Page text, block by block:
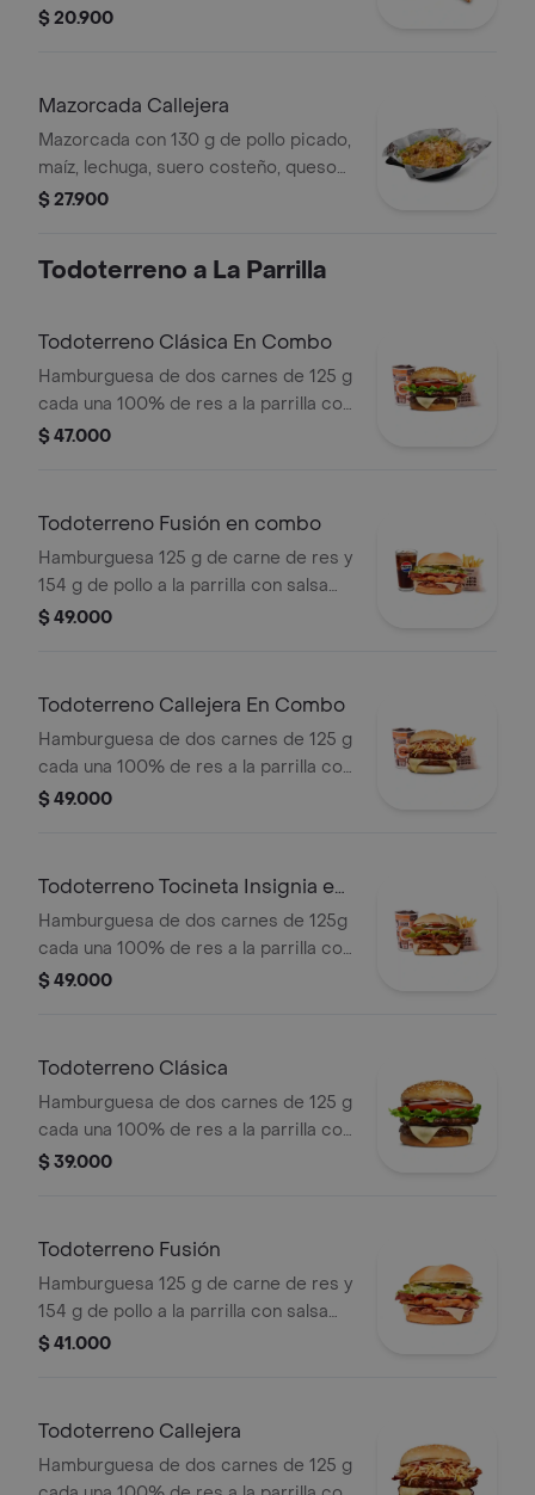
picada, salsa blanca, salsa de tomate
$ 20.900
Mazorcada Callejera
Mazorcada con 130 g de pollo picado,
maíz, lechuga, suero costeño, queso
costeño, salsa BBQ, salsa Corral,
$ 27.900
Todoterreno a La Parrilla
Todoterreno Clásica En Combo
Hamburguesa de dos carnes de 125 g
cada una 100% de res a la parrilla con
salsa bbq, queso mozzarella, lechuga,
$ 47.000
Todoterreno Fusión en combo
Hamburguesa 125 g de carne de res y
154 g de pollo a la parrilla con salsa
BBQ, tocineta, queso mozzarella,
medianas (Corral o cascos) + bebida
$ 49.000
Todoterreno Callejera En Combo
Hamburguesa de dos carnes de 125 g
cada una 100% de res a la parrilla con
salsa bbq, tocineta, queso mozzarella,
$ 49.000
Todoterreno Tocineta Insignia en
combo
Hamburguesa de dos carnes de 125g
cada una 100% de res a la parrilla con
salsa BBQ, tocineta, queso
tomate y mostaza en pan papa +
$ 49.000
Todoterreno Clásica
Hamburguesa de dos carnes de 125 g
cada una 100% de res a la parrilla con
salsa bbq, queso mozzarella, lechuga,
$ 39.000
Todoterreno Fusión
Hamburguesa 125 g de carne de res y
154 g de pollo a la parrilla con salsa
BBQ, tocineta, queso mozzarella,
$ 41.000
Todoterreno Callejera
Hamburguesa de dos carnes de 125 g